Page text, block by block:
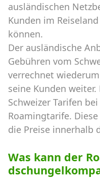
ausländischen
Kunden im
können.
Der ausländische
Gebühren vom
verrechnet
seine Kunden
Schweizer Tarifen
Roamingtarife.
die Preise innerhalb
Was kann der